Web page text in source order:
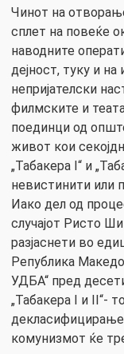
Чинот на
сплет на повеќе
наводните
дејност, туку и
непријателски
филмските и
поединци од
живот кои
„Табакера I“ и
невистинити или
Иако дел од
случајот Ристо
разјаснети во
Република
УДБА“ пред
„Табакера I и II“-
декласифицирање
комунизмот ќе